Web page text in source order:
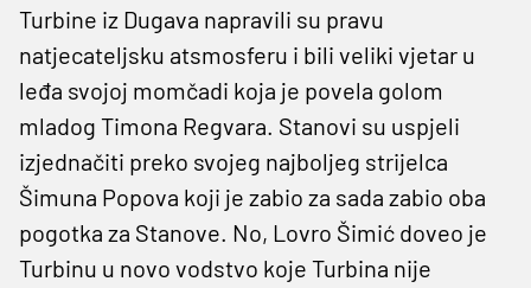
Turbine iz Dugava napravili su pravu
natjecateljsku atsmosferu i bili veliki vjetar u
leđa svojoj momčadi koja je povela golom
mladog Timona Regvara. Stanovi su uspjeli
izjednačiti preko svojeg najboljeg strijelca
Šimuna Popova koji je zabio za sada zabio oba
pogotka za Stanove. No, Lovro Šimić doveo je
Turbinu u novo vodstvo koje Turbina nije